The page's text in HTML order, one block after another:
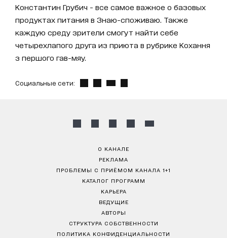
Константин Грубич - все самое важное о базовых
продуктах питания в Знаю-споживаю. Также
каждую среду зрители смогут найти себе
четырехлапого друга из приюта в рубрике Кохання
з першого гав-мяу.
Социальные сети:
О КАНАЛЕ
РЕКЛАМА
ПРОБЛЕМЫ С ПРИЁМОМ КАНАЛА 1+1
КАТАЛОГ ПРОГРАММ
КАРЬЕРА
ВЕДУЩИЕ
АВТОРЫ
СТРУКТУРА СОБСТВЕННОСТИ
ПОЛИТИКА КОНФИДЕНЦИАЛЬНОСТИ